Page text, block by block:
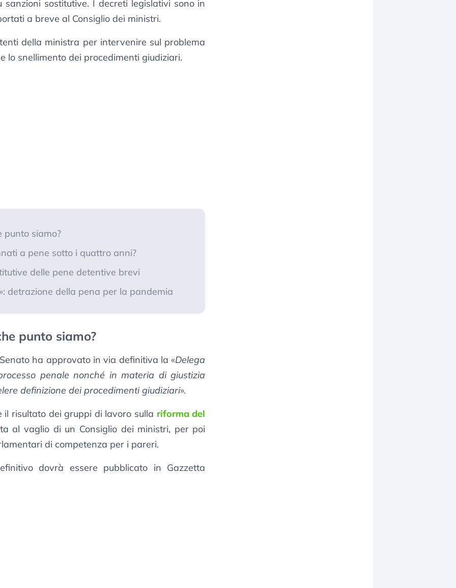
sostitutive. I decreti legislativi sono in
a breve al Consiglio dei ministri.
della ministra per intervenire sul problema
lo snellimento dei procedimenti giudiziari.
punto siamo?
a pene sotto i quattro anni?
delle pene detentive brevi
detrazione della pena per la pandemia
punto siamo?
ha approvato in via definitiva la «Delega
penale nonché in materia di giustizia
definizione dei procedimenti giudiziari».
il risultato dei gruppi di lavoro sulla riforma del
al vaglio di un Consiglio dei ministri, per poi
di competenza per i pareri.
dovrà essere pubblicato in Gazzetta